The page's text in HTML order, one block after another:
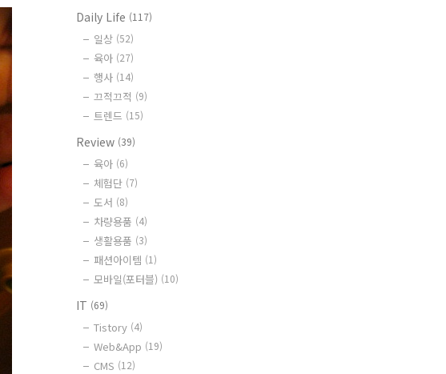
Daily Life (117)
일상 (52)
육아 (27)
행사 (14)
끄적끄적 (9)
트렌드 (15)
Review (39)
육아 (6)
체험단 (7)
도서 (8)
차량용품 (4)
생활용품 (3)
패션아이템 (1)
모바일(포터블) (10)
IT (69)
Tistory (4)
Web&App (19)
CMS (12)